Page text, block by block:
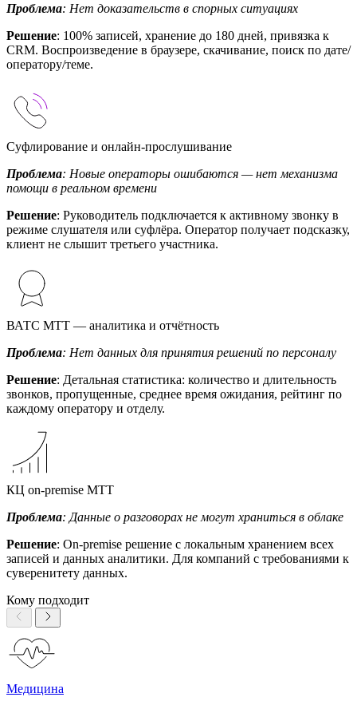
Проблема: Нет доказательств в спорных ситуациях
Решение: 100% записей, хранение до 180 дней, привязка к
CRM. Воспроизведение в браузере, скачивание, поиск по дате/
оператору/теме.
Суфлирование и онлайн-прослушивание
Проблема: Новые операторы ошибаются — нет механизма
помощи в реальном времени
Решение: Руководитель подключается к активному звонку в
режиме слушателя или суфлёра. Оператор получает подсказку,
клиент не слышит третьего участника.
ВАТС МТТ — аналитика и отчётность
Проблема: Нет данных для принятия решений по персоналу
Решение: Детальная статистика: количество и длительность
звонков, пропущенные, среднее время ожидания, рейтинг по
каждому оператору и отделу.
КЦ on-premise МТТ
Проблема: Данные о разговорах не могут храниться в облаке
Решение: On-premise решение с локальным хранением всех
записей и данных аналитики. Для компаний с требованиями к
суверенитету данных.
Кому подходит
Медицина